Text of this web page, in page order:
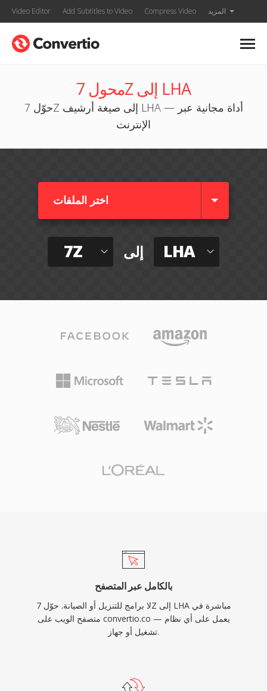
Video Editor Add Subtitles to Video Compress Video المزيد
محول 7Z إلى LHA
حوّل 7Z إلى صيغة أرشيف LHA — أداة مجانية عبر
الإنترنت
اختر الملفات
7Z إلى LHA
بالكامل عبر المتصفح
لا برامج للتنزيل أو الصيانة. حوّل 7Z إلى LHA مباشرة في
متصفح الويب على convertio.co — يعمل على أي نظام
تشغيل أو جهاز.